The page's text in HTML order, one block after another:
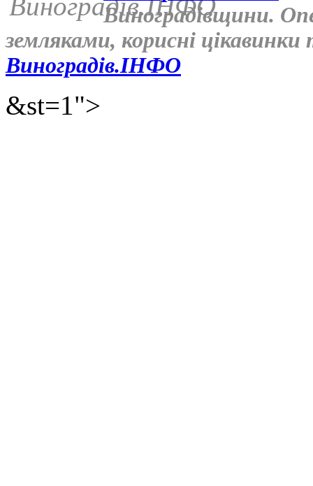
Виноградівщини.
земляками, корисні
Виноградів.ІНФО
&st=1">